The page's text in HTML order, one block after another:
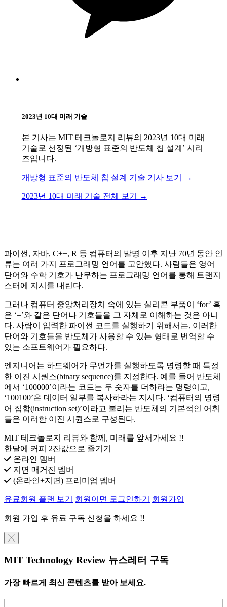
2023년 10대 미래 기술
본 기사는 MIT 테크놀로지 리뷰의 2023년 10대 미래
기술로 선정된 ‘개방형 표준의 반도체 칩 설계’ 시리
즈입니다.
개방형 표준의 반도체 칩 설계 기술 기사 보기 →
2023년 10대 미래 기술 전체 보기 →
파이썬, 자바, C++, R 등 컴퓨터의 발명 이후 지난 70년 동안 인
류는 여러 가지 프로그래밍 언어를 고안했다. 사람들은 영어
단어와 수학 기호가 난무하는 프로그래밍 언어를 통해 트랜지
스터에 지시를 내린다.
그러나 컴퓨터 중앙처리장치 속에 있는 실리콘 부품이 ‘for’ 혹
은 ‘=’와 같은 단어나 기호들을 그 자체로 이해하는 것은 아니
다. 사람이 입력한 파이썬 코드를 실행하기 위해서는, 이러한
단어와 기호들을 반도체가 사용할 수 있는 형태로 번역할 수
있는 소프트웨어가 필요하다.
엔지니어는 하드웨어가 무언가를 실행하도록 명령할 때 특정
한 이진 시퀀스(binary sequence)를 지정한다. 예를 들어 반도체
에서 ‘100000’이라는 코드는 두 숫자를 더하라는 명령이고,
‘100100’은 데이터 일부를 복사하라는 지시다. ‘컴퓨터의 명령
어 집합(instruction set)’이라고 불리는 반도체의 기본적인 어휘
들은 이러한 이진 시퀀스로 구성된다.
MIT 테크놀로지 리뷰와 함께, 미래를 앞서가세요 !!
한달에 커피 2잔값으로 즐기기
온라인 멤버
지면 매거진 멤버
(온라인+지면) 프리미엄 멤버
유료회원 플랜 보기 회원이면 로그인하기 회원가입
회원 가입 후 유료 구독 신청을 하세요 !!
╳
MIT Technology Review 뉴스레터 구독
가장 빠르게 최신 콘텐츠를 받아 보세요.